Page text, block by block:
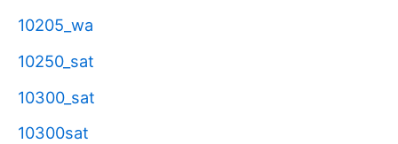
10205_wa
10250_sat
10300_sat
10300sat